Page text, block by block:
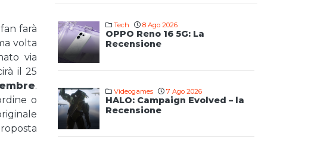
farà
volta
via
il 25
.
o
Tech 8 Ago 2026
OPPO Reno 16 5G: La
Recensione
Videogames 7 Ago 2026
HALO: Campaign Evolved – la
Recensione